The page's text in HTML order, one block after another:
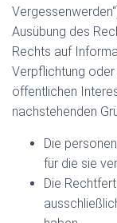
Ausübung des
Rechts auf
Verpflichtung oder
öffentlichen
nachstehenden
Die
für die sie
Die